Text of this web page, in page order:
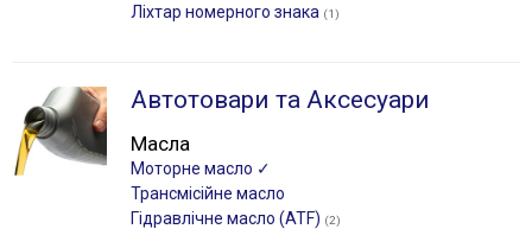
Ліхтар номерного знака (1)
Автотовари та Аксесуари
Масла
Моторне масло ✓
Трансмісійне масло
Гідравлічне масло (ATF) (2)